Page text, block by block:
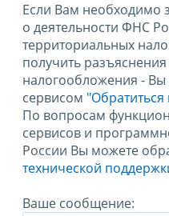
Если Вам необходимо
о деятельности ФНС
территориальных
получить
налогообложения - Вы
сервисом
По вопросам
сервисов и
России Вы можете
технической
Ваше сообщение: